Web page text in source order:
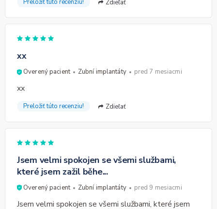
Preložiť túto recenziu! Zdieľať
xx
Overený pacient Zubní implantáty pred 7 mesiacmi
xx
Preložiť túto recenziu! Zdieľať
Jsem velmi spokojen se všemi službami,
které jsem zažil běhe...
Overený pacient Zubní implantáty pred 9 mesiacmi
Jsem velmi spokojen se všemi službami, které jsem